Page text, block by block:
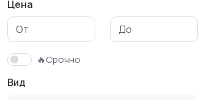
Цена
🔥Срочно
Вид